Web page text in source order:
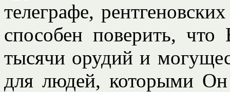
телеграфе,
способен поверить,
тысячи орудий и
для людей, которыми